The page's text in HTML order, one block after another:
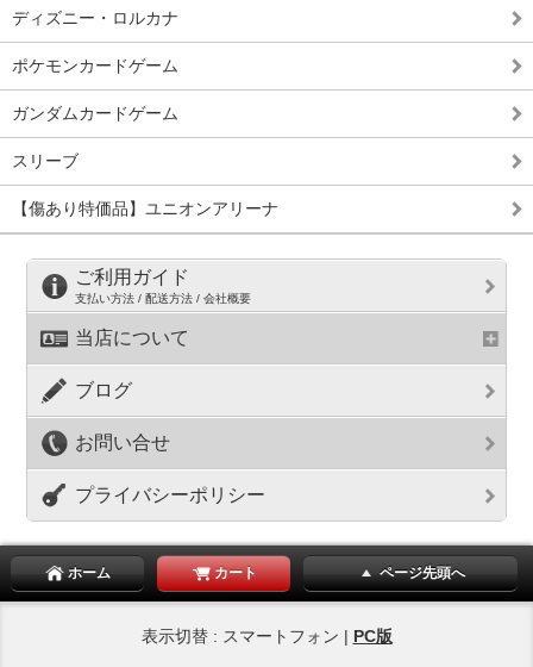
ディズニー・ロルカナ
ポケモンカードゲーム
ガンダムカードゲーム
スリーブ
【傷あり特価品】ユニオンアリーナ
ご利用ガイド
支払い方法 / 配送方法 / 会社概要
当店について
ブログ
お問い合せ
プライバシーポリシー
ホーム カート ページ先頭へ
表示切替 : スマートフォン | PC版